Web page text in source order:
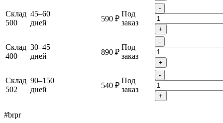
Склад
500
45–60
дней
590 ₽
Под
заказ
-
+
Склад
400
30–45
дней
890 ₽
Под
заказ
-
+
Склад
502
90–150
дней
540 ₽
Под
заказ
-
+
#brpr